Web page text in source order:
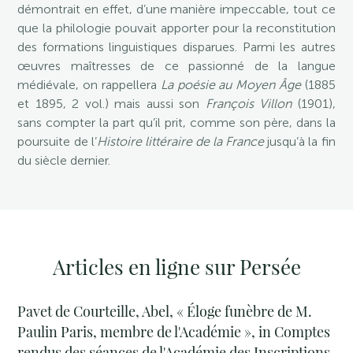
démontrait en effet, d’une manière impeccable, tout ce
que la philologie pouvait apporter pour la reconstitution
des formations linguistiques disparues. Parmi les autres
œuvres maîtresses de ce passionné de la langue
médiévale, on rappellera La poésie au Moyen Âge(1885
et 1895, 2 vol.) mais aussi son François Villon(1901),
sans compter la part qu’il prit, comme son père, dans la
poursuite de l’Histoire littéraire de la Francejusqu’à la fin
du siècle dernier.
Articles en ligne sur Persée
Pavet de Courteille, Abel, « Éloge funèbre de M.
Paulin Paris, membre de l'Académie », in Comptes